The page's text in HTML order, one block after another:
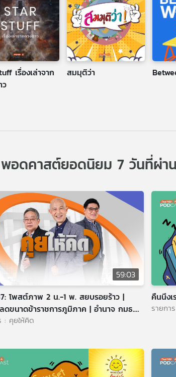
เรื่องเล่าจาก
ว
สมมุติว่า
พอดคาสต์ยอดนิยม 7 วันที่ผ่า
59:03
โพสต์ภาพ 2 น.-1 พ. สยบรอยร้าว |
ดขนาดข้าราชการภูมิภาค | อำนาจ กมธ.
าณ
: คุยให้คิด
คืนนึงเ
รายกา